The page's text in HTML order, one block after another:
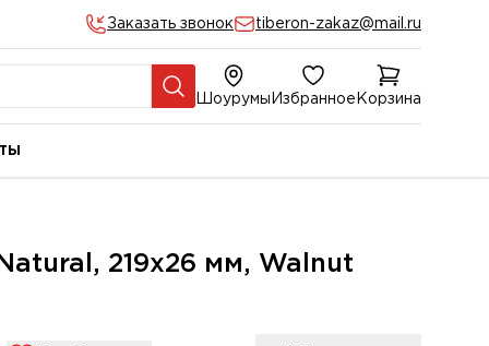
Заказать звонок tiberon-zakaz@mail.ru
Шоурумы Избранное Корзина
219х26 мм, Walnut